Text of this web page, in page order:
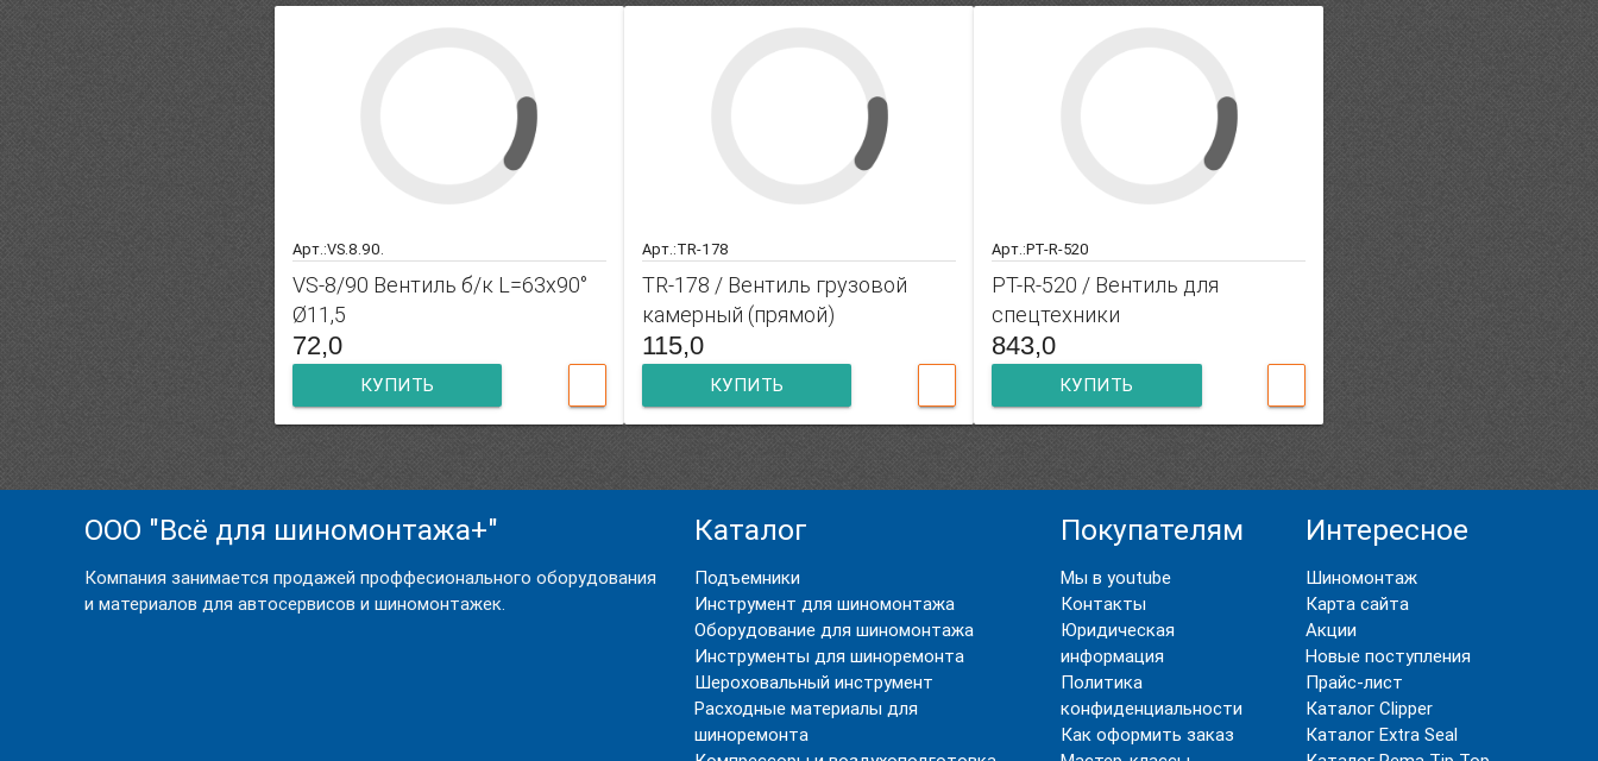
Арт.:VS.8.90.
VS-8/90 Вентиль б/к L=63x90°
Ø11,5
72,0
КУПИТЬ
Арт.:TR-178
TR-178 / Вентиль грузовой
камерный (прямой)
115,0
КУПИТЬ
Арт.:PT-R-520
PT-R-520 / Вентиль для
спецтехники
843,0
КУПИТЬ
ООО "Всё для шиномонтажа+"
Компания занимается продажей проффесионального оборудования
и материалов для автосервисов и шиномонтажек.
Каталог
Подъемники
Инструмент для шиномонтажа
Оборудование для шиномонтажа
Инструменты для шиноремонта
Шероховальный инструмент
Расходные материалы для
шиноремонта
Покупателям
Мы в youtube
Контакты
Юридическая
информация
Политика
конфиденциальности
Как оформить заказ
Интересное
Шиномонтаж
Карта сайта
Акции
Новые поступления
Прайс-лист
Каталог Clipper
Каталог Extra Seal